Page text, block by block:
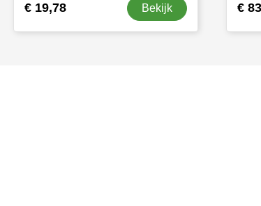
€ 19,78 Bekijk €